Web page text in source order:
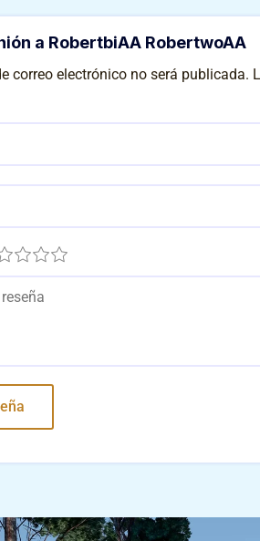
a RobertbiAA RobertwoAA
correo electrónico no será publicada.